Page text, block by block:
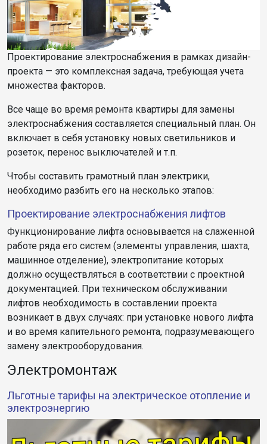
Проектирование электроснабжения в рамках дизайн-
проекта — это комплексная задача, требующая учета
множества факторов.
Все чаще во время ремонта квартиры для замены
электроснабжения составляется специальный план. Он
включает в себя установку новых светильников и
розеток, перенос выключателей и т.п.
Чтобы составить грамотный план электрики,
необходимо разбить его на несколько этапов:
Проектирование электроснабжения лифтов
Функционирование лифта основывается на слаженной
работе ряда его систем (элементы управления, шахта,
машинное отделение), электропитание которых
должно осуществляться в соответствии с проектной
документацией. При техническом обслуживании
лифтов необходимость в составлении проекта
возникает в двух случаях: при установке нового лифта
и во время капительного ремонта, подразумевающего
замену электрооборудования.
Электромонтаж
Льготные тарифы на электрическое отопление и
электроэнергию